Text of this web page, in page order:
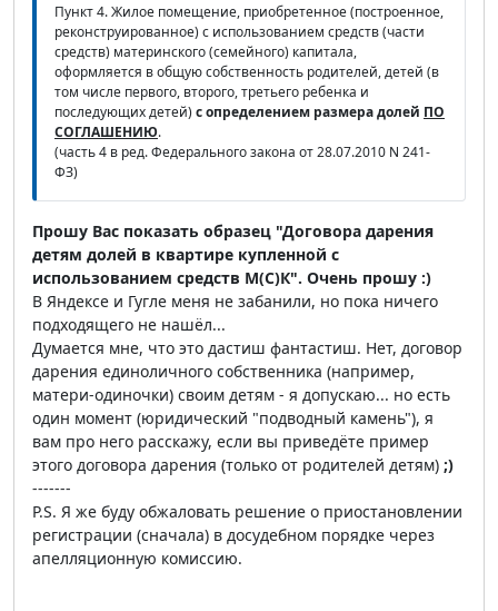
Пункт 4. Жилое помещение, приобретенное (построенное,
реконструированное) с использованием средств (части
средств) материнского (семейного) капитала,
оформляется в общую собственность родителей, детей (в
том числе первого, второго, третьего ребенка и
последующих детей) с определением размера долей ПО
СОГЛАШЕНИЮ.
(часть 4 в ред. Федерального закона от 28.07.2010 N 241-
ФЗ)
Прошу Вас показать образец "Договора дарения
детям долей в квартире купленной с
использованием средств М(С)К". Очень прошу :)
В Яндексе и Гугле меня не забанили, но пока ничего
подходящего не нашёл...
Думается мне, что это дастиш фантастиш. Нет, договор
дарения единоличного собственника (например,
матери-одиночки) своим детям - я допускаю... но есть
один момент (юридический "подводный камень"), я
вам про него расскажу, если вы приведёте пример
этого договора дарения (только от родителей детям) ;)
-------
P.S. Я же буду обжаловать решение о приостановлении
регистрации (сначала) в досудебном порядке через
апелляционную комиссию.